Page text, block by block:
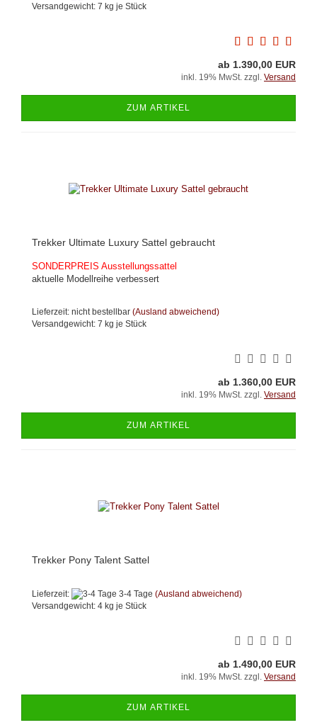
Versandgewicht: 7 kg je Stück
ab 1.390,00 EUR
inkl. 19% MwSt. zzgl. Versand
ZUM ARTIKEL
Trekker Ultimate Luxury Sattel gebraucht
SONDERPREIS Ausstellungssattel
aktuelle Modellreihe verbessert
Lieferzeit: nicht bestellbar (Ausland abweichend)
Versandgewicht: 7 kg je Stück
ab 1.360,00 EUR
inkl. 19% MwSt. zzgl. Versand
ZUM ARTIKEL
Trekker Pony Talent Sattel
Lieferzeit: 3-4 Tage (Ausland abweichend)
Versandgewicht: 4 kg je Stück
ab 1.490,00 EUR
inkl. 19% MwSt. zzgl. Versand
ZUM ARTIKEL